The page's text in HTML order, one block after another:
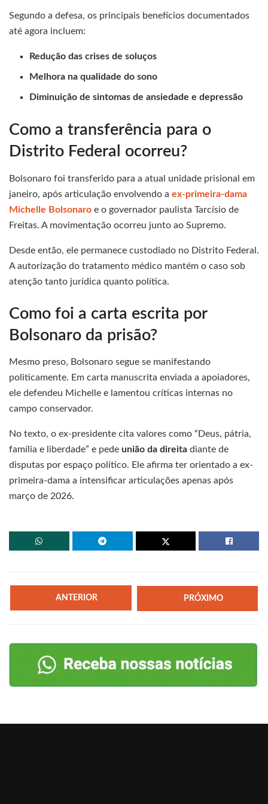
Segundo a defesa, os principais benefícios documentados
até agora incluem:
Redução das crises de soluços
Melhora na qualidade do sono
Diminuição de sintomas de ansiedade e depressão
Como a transferência para o
Distrito Federal ocorreu?
Bolsonaro foi transferido para a atual unidade prisional em
janeiro, após articulação envolvendo a ex-primeira-dama
Michelle Bolsonaro e o governador paulista Tarcísio de
Freitas. A movimentação ocorreu junto ao Supremo.
Desde então, ele permanece custodiado no Distrito Federal.
A autorização do tratamento médico mantém o caso sob
atenção tanto jurídica quanto política.
Como foi a carta escrita por
Bolsonaro da prisão?
Mesmo preso, Bolsonaro segue se manifestando
politicamente. Em carta manuscrita enviada a apoiadores,
ele defendeu Michelle e lamentou críticas internas no
campo conservador.
No texto, o ex-presidente cita valores como “Deus, pátria,
família e liberdade” e pede união da direita diante de
disputas por espaço político. Ele afirma ter orientado a ex-
primeira-dama a intensificar articulações apenas após
março de 2026.
ANTERIOR PRÓXIMO